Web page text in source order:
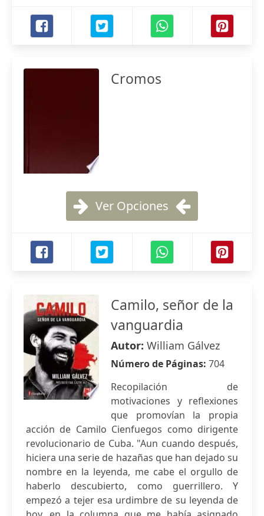
Cromos
Ver Opciones
Camilo, señor de la
vanguardia
Autor: William Gálvez
Número de Páginas: 704
Recopilación de
motivaciones y reflexiones
que promovían la propia
acción de Camilo Cienfuegos como dirigente
revolucionario de Cuba. "Aun cuando después,
hiciera una serie de hazañas que han dejado su
nombre en la leyenda, me cabe el orgullo de
haberlo descubierto, como guerrillero. Y
empezó a tejer esa urdimbre de su leyenda de